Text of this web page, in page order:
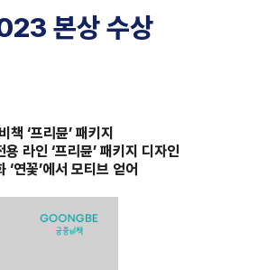
본상 수상
‘프리뮨’ 패키지
라인 ‘프리뮨’ 패키지 디자인
연꽃’에서 모티브 얻어